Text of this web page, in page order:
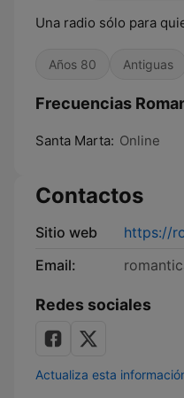
Una radio sólo para
Años 80 Antiguas
Frecuencias
Santa Marta: Online
Contactos
Sitio web
https://
Email:
Redes sociales
Actualiza esta